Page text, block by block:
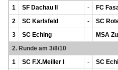
1
SF Dachau II -
FC
2
SC Karlsfeld -
SC
3
SC Eching -
MSA
2. Runde am 3/8/10
1
SC F.X.Meiller I -
SC